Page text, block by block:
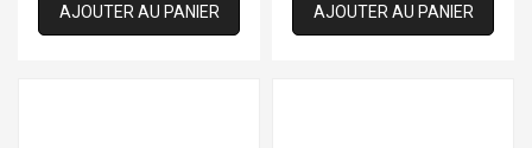
AJOUTER AU PANIER AJOUTER AU PANIER